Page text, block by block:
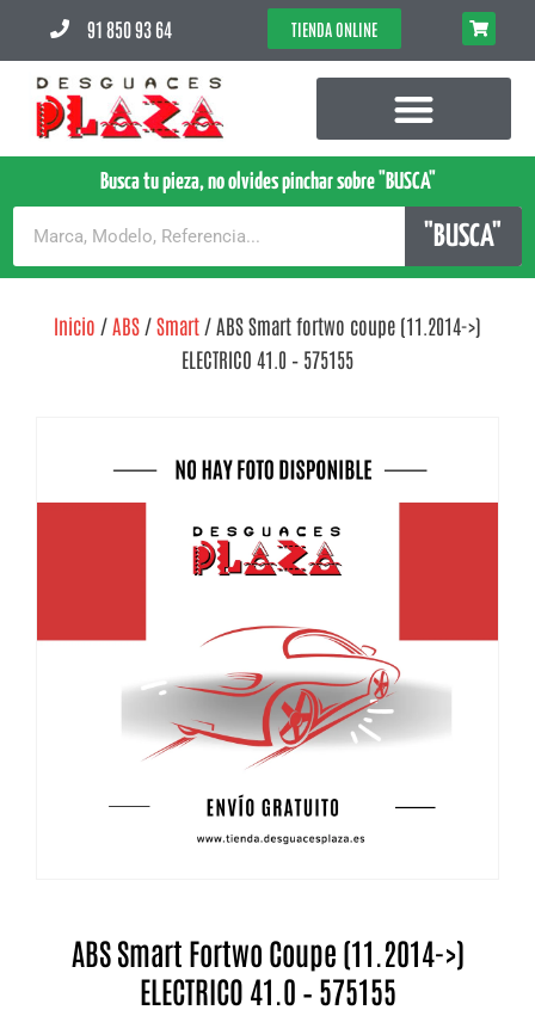
91 850 93 64 TIENDA ONLINE
Busca tu pieza, no olvides pinchar sobre "BUSCA"
"BUSCA"
Inicio / ABS /Smart / ABS Smart fortwo coupe (11.2014->)
ELECTRICO 41.0 – 575155
ABS Smart Fortwo Coupe (11.2014->)
ELECTRICO 41.0 – 575155